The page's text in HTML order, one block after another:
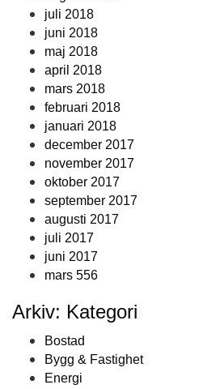
juli 2018
juni 2018
maj 2018
april 2018
mars 2018
februari 2018
januari 2018
december 2017
november 2017
oktober 2017
september 2017
augusti 2017
juli 2017
juni 2017
mars 556
Arkiv: Kategori
Bostad
Bygg & Fastighet
Energi